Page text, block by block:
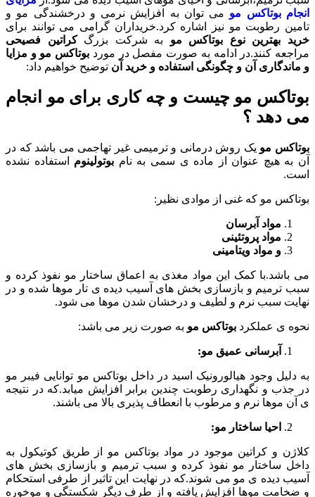
انجام بوتاکس مو می توان به افزایش نرمی و درخشندگی مو و
تامین رطوبت مو نیز اشاره کرد.خریداران گرامی می توانند برای
خرید بهترین نوع بوتاکس مو به شرکت بزرگکراتین فصیحی
مراجعه کنند.در ادامه به صورت مفصل در مورد بوتاکس مو و مزایا
و ماندگاری آن و چگونگی استفاده و خرید آن توضیح خواهیم داد:
بوتاکس مو چیست و چه کاری برای مو انجام
می دهد ؟
بوتاکس مو یک روش درمانی و ترمیمی غیر تهاجمی می باشد که در
آن به هیچ عنوان از ماده ی سمی به نام بوتولینوم استفاده نشده
است.
بوتاکس مو که غنی از موادی نظیر:
مواد آبرسان
مواد پروتئینی
و مواد ویتامینی
می باشد.با کمک این مواد مغذی به اعماق ساختار مو نفوذ کرده و
سبب ترمیم و بازسازی بخش های آسیب دیده ی تار موها شده و در
نهایت سبب نرم و لطیف و درخشان شدن موها می شود.
نحوه ی عملکرد بوتاکس مو به صورت زیر می باشد:
آبرسانی عمیق مو:
به دلیل وجود هیالورونیک اسید در داخل بوتاکس مو توانایی فیبر مو
در جذب و نگهداری رطوبت چندین برابر افزایش میابد.که در نتیجه
ی آن موها نرم و مرطوب با انعطاف پذیری بالا می باشند.
احیا ساختار مو:
کلاژن و کراتین موجود در مواد بوتاکس مو از طریق کوتیکول به
داخل ساختار مو نفوذ کرده و سبب ترمیم و بازسازی بخش های
آسیب دیده ی مو می شوند.که در نهایت این تاثیر از طرفی استحکام
و ضخامت موها افزایش یافته و از طرف دیگر شکستگی و موخوره